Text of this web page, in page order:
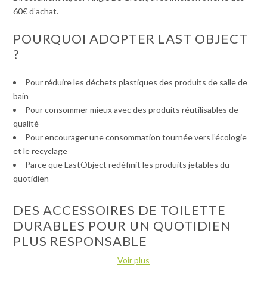
60€ d’achat.
POURQUOI ADOPTER LAST OBJECT
?
Pour réduire les déchets plastiques des produits de salle de
bain
Pour consommer mieux avec des produits réutilisables de
qualité
Pour encourager une consommation tournée vers l’écologie
et le recyclage
Parce que LastObject redéfinit les produits jetables du
quotidien
DES ACCESSOIRES DE TOILETTE
DURABLES POUR UN QUOTIDIEN
PLUS RESPONSABLE
Voir plus